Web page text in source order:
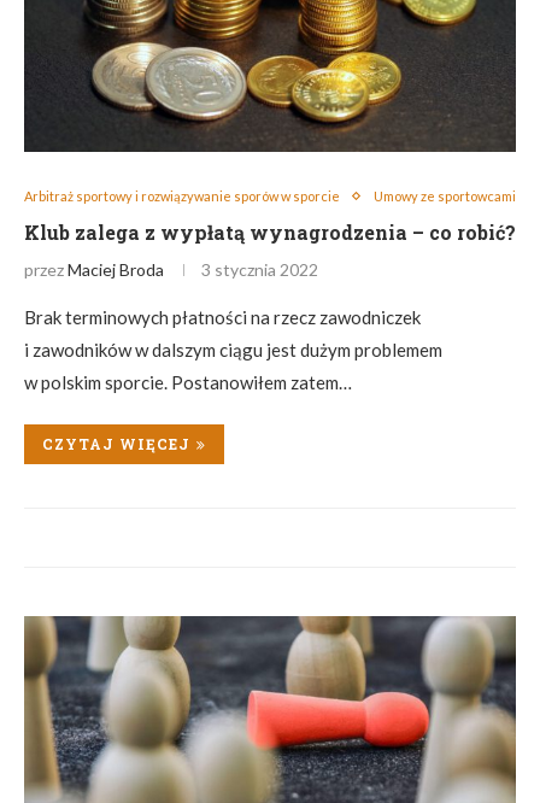
Arbitraż sportowy i rozwiązywanie sporów w sporcie Umowy ze sportowcami
Klub zalega z wypłatą wynagrodzenia – co robić?
przezMaciej Broda 3 stycznia 2022
Brak terminowych płatności na rzecz zawodniczek
i zawodników w dalszym ciągu jest dużym problemem
w polskim sporcie. Postanowiłem zatem…
CZYTAJ WIĘCEJ